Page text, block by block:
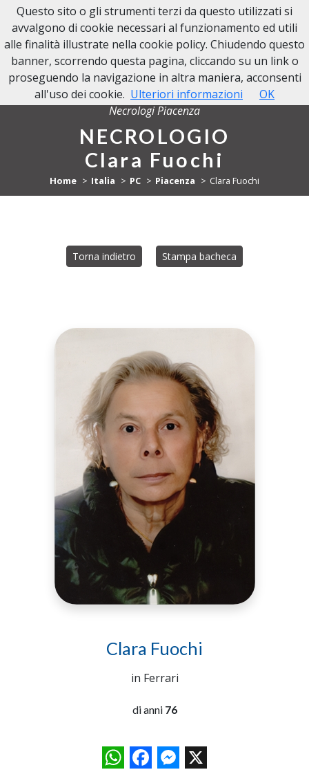
NECROLOGI PIACENZA
Necrologi Piacenza
NECROLOGIO
Clara Fuochi
Home Italia PC Piacenza Clara Fuochi
Torna indietro Stampa bacheca
Clara Fuochi
in Ferrari
di anni 76
WhatsAppFacebookMessenger
X
Questo sito o gli strumenti terzi da questo utilizzati si
avvalgono di cookie necessari al funzionamento ed utili
alle finalità illustrate nella cookie policy. Chiudendo questo
banner, scorrendo questa pagina, cliccando su un link o
proseguendo la navigazione in altra maniera, acconsenti
all'uso dei cookie. Ulteriori informazioni OK